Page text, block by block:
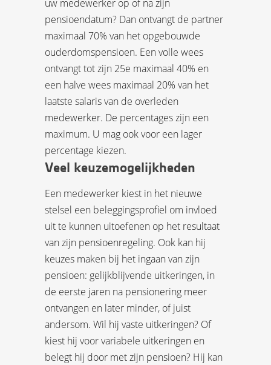
uw medewerker op of na zijn
pensioendatum? Dan ontvangt de partner
maximaal 70% van het opgebouwde
ouderdomspensioen. Een volle wees
ontvangt tot zijn 25e maximaal 40% en
een halve wees maximaal 20% van het
laatste salaris van de overleden
medewerker. De percentages zijn een
maximum. U mag ook voor een lager
percentage kiezen.
Veel keuzemogelijkheden
Een medewerker kiest in het nieuwe
stelsel een beleggingsprofiel om invloed
uit te kunnen uitoefenen op het resultaat
van zijn pensioenregeling. Ook kan hij
keuzes maken bij het ingaan van zijn
pensioen: gelijkblijvende uitkeringen, in
de eerste jaren na pensionering meer
ontvangen en later minder, of juist
andersom. Wil hij vaste uitkeringen? Of
kiest hij voor variabele uitkeringen en
belegt hij door met zijn pensioen? Hij kan